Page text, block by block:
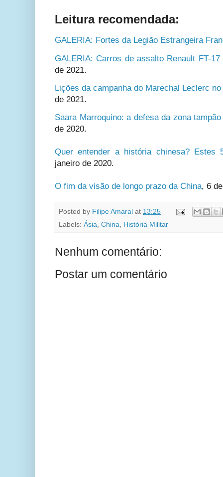
Leitura recomendada:
GALERIA: Fortes da Legião Estrangeira
GALERIA: Carros de assalto Renault FT-
de 2021.
Lições da campanha do Marechal Leclerc
de 2021.
Saara Marroquino: a defesa da zona
de 2020.
Quer entender a história chinesa? Estes
janeiro de 2020.
O fim da visão de longo prazo da China, 6
Posted by Filipe Amaral at 13:25
Labels: Ásia, China, História Militar
Nenhum comentário:
Postar um comentário